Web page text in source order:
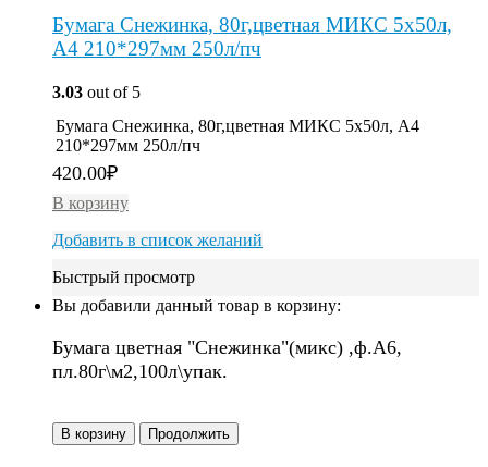
Бумага Снежинка, 80г,цветная МИКС 5х50л,
A4 210*297мм 250л/пч
3.03 out of 5
Бумага Снежинка, 80г,цветная МИКС 5х50л, A4
210*297мм 250л/пч
420.00₽
В корзину
Добавить в список желаний
Быстрый просмотр
Вы добавили данный товар в корзину:
Бумага цветная "Снежинка"(микс) ,ф.А6,
пл.80г\м2,100л\упак.
В корзину Продолжить